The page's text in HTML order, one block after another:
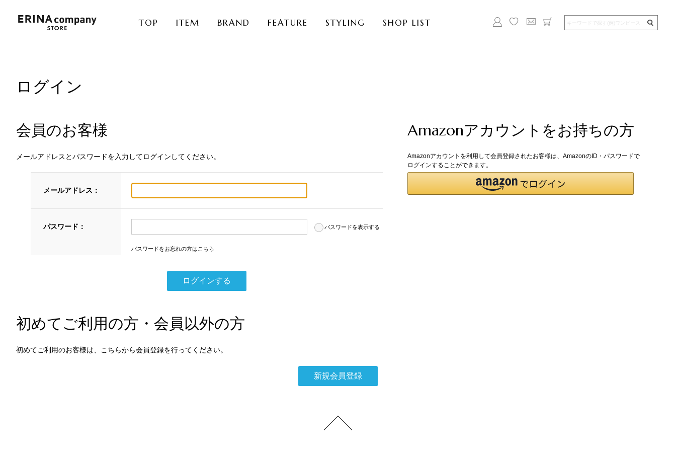
TOP ITEM BRAND FEATURE STYLING SHOP LIST
ログイン
会員のお客様
メールアドレスとパスワードを入力してログインしてください。
メールアドレス：
パスワード： パスワードを表示する
パスワードをお忘れの方はこちら
Amazonアカウントをお持ちの方
Amazonアカウントを利用して会員登録されたお客様は、AmazonのID・パスワードで
ログインすることができます。
初めてご利用の方・会員以外の方
初めてご利用のお客様は、こちらから会員登録を行ってください。